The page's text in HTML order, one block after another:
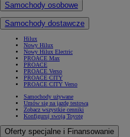
Od117 670 zł
PROACE CITY
RÓWNIEŻ ELECTRIC
Samochody osobowe
Samochody dostawcze
Hilux
Nowy Hilux
Nowy Hilux Electric
PROACE Max
PROACE
PROACE Verso
PROACE CITY
PROACE CITY Verso
Samochody używane
Umów się na jazdę testową
Zobacz wszystkie cenniki
Konfiguruj swoją Toyotę
Oferty specjalne i Finansowanie